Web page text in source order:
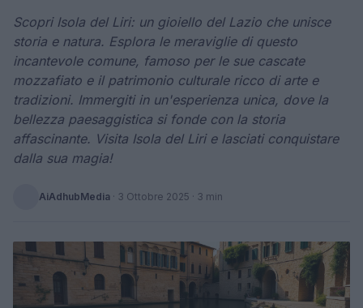
Scopri Isola del Liri: un gioiello del Lazio che unisce
storia e natura. Esplora le meraviglie di questo
incantevole comune, famoso per le sue cascate
mozzafiato e il patrimonio culturale ricco di arte e
tradizioni. Immergiti in un'esperienza unica, dove la
bellezza paesaggistica si fonde con la storia
affascinante. Visita Isola del Liri e lasciati conquistare
dalla sua magia!
AiAdhubMedia · 3 Ottobre 2025 · 3 min